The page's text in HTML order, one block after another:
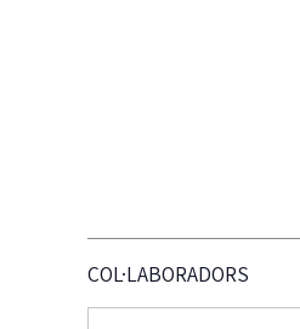
COL·LABORADORS